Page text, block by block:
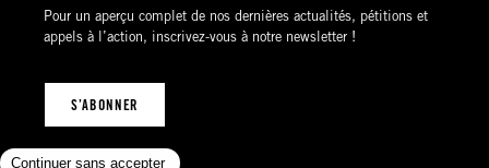
Pour un aperçu complet de nos dernières actualités, pétitions et
appels à l’action, inscrivez-vous à notre newsletter !
S’ABONNER